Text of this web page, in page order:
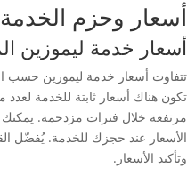
أسعار وحزم الخدمة
أسعار خدمة ليموزين
تتفاوت أسعار خدمة ليموزين حسب
تكون هناك أسعار ثابتة للخدمة
مرتفعة خلال فترات مزدحمة.
الأسعار عند حجزك للخدمة. يُفضّل
وتأكيد الأسعار.